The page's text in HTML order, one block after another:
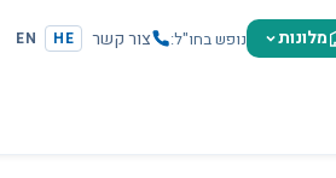
מלונות נופש בחו"ל צור קשר HE
EN